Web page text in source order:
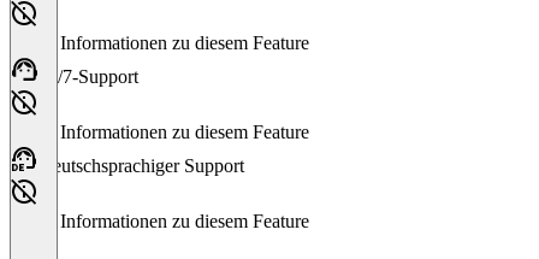
Keine Informationen zu diesem Feature
24/7-Support
Keine Informationen zu diesem Feature
Deutschsprachiger Support
Keine Informationen zu diesem Feature